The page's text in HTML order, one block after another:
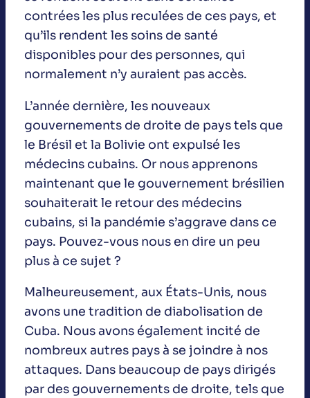
contrées les plus reculées de ces pays, et
qu’ils rendent les soins de santé
disponibles pour des personnes, qui
normalement n’y auraient pas accès.
L’année dernière, les nouveaux
gouvernements de droite de pays tels que
le Brésil et la Bolivie ont expulsé les
médecins cubains. Or nous apprenons
maintenant que le gouvernement brésilien
souhaiterait le retour des médecins
cubains, si la pandémie s’aggrave dans ce
pays. Pouvez-vous nous en dire un peu
plus à ce sujet ?
Malheureusement, aux États-Unis, nous
avons une tradition de diabolisation de
Cuba. Nous avons également incité de
nombreux autres pays à se joindre à nos
attaques. Dans beaucoup de pays dirigés
par des gouvernements de droite, tels que